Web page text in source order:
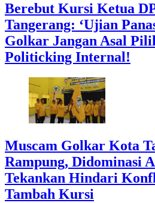
Berebut Kursi Ketua
Tangerang: ‘Ujian
Golkar Jangan Asal
Politicking Internal!
Muscam Golkar Kota
Rampung, Didominasi
Tekankan Hindari
Tambah Kursi